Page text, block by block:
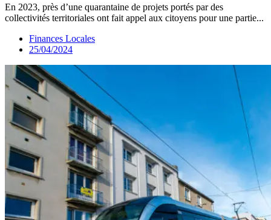
En 2023, près d’une quarantaine de projets portés par des
collectivités territoriales ont fait appel aux citoyens pour une partie...
Finances Locales
25/04/2024